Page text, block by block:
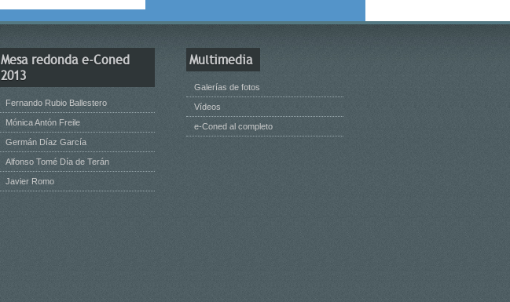
Mesa redonda e-Coned
2013
Fernando Rubio Ballestero
Mónica Antón Freile
Germán Díaz García
Alfonso Tomé Día de Terán
Javier Romo
Multimedia
Galerías de fotos
Vídeos
e-Coned al completo